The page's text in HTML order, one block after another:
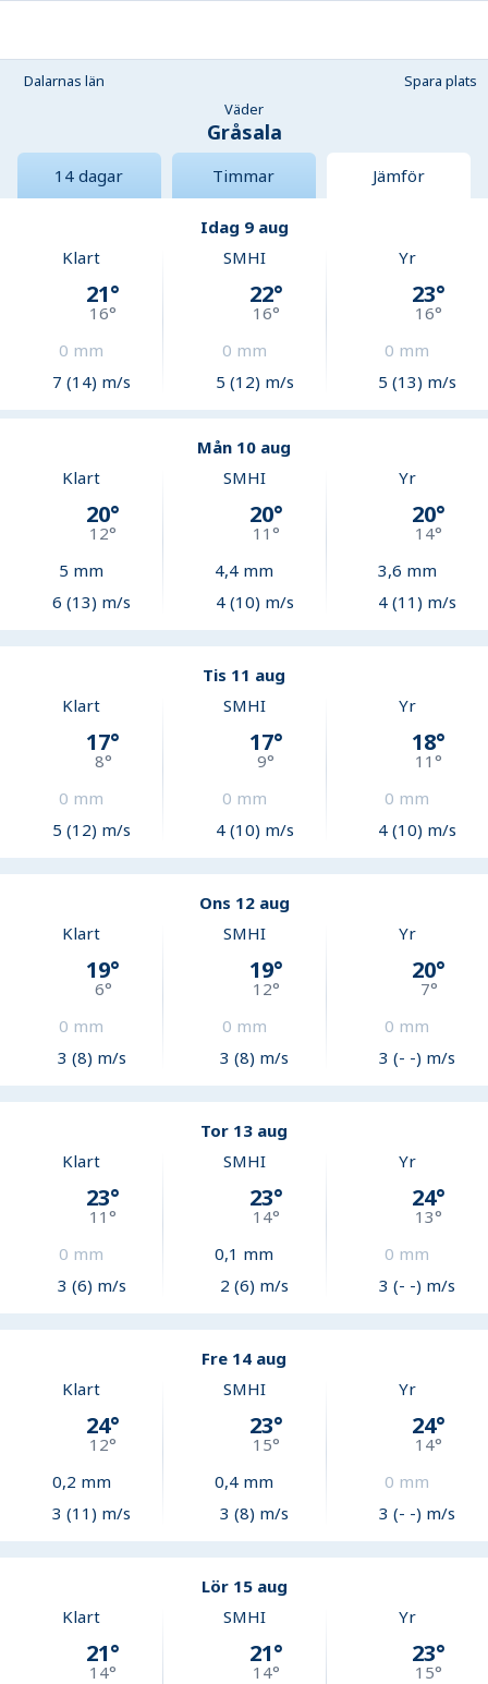
Dalarnas län
Spara plats
Väder
Gråsala
14 dagar Timmar Jämför
Idag 9 aug
Klart
21°
16°
0 mm
7 (14) m/s
SMHI
22°
16°
0 mm
5 (12) m/s
Yr
23°
16°
0 mm
5 (13) m/s
Mån 10 aug
Klart
20°
12°
5 mm
6 (13) m/s
SMHI
20°
11 °
4,4 mm
4 (10) m/s
Yr
20°
14°
3,6 mm
4 (11) m/s
Tis 11 aug
Klart
17°
8°
0 mm
5 (12) m/s
SMHI
17°
9°
0 mm
4 (10) m/s
Yr
18°
11°
0 mm
4 (10) m/s
Ons 12 aug
Klart
19°
6°
0 mm
3 (8) m/s
SMHI
19°
12°
0 mm
3 (8) m/s
Yr
20°
7°
0 mm
3 (- -) m/s
Tor 13 aug
Klart
23°
11°
0 mm
3 (6) m/s
SMHI
23°
14°
0,1 mm
2 (6) m/s
Yr
24°
13°
0 mm
3 (- -) m/s
Fre 14 aug
Klart
24°
12°
0,2 mm
3 (11) m/s
SMHI
23°
15°
0,4 mm
3 (8) m/s
Yr
24°
14°
0 mm
3 (- -) m/s
Lör 15 aug
Klart
21°
14°
SMHI
21°
14°
Yr
23°
15°